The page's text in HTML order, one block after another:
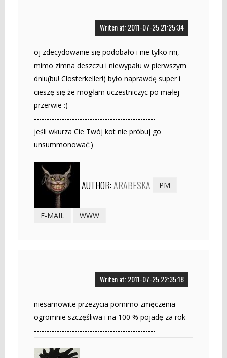
Writen at: 2011-07-25 21:25:34
oj zdecydowanie się podobało i nie tylko mi,
mimo zimna deszczu i niewypału w pierwszym
dniu(bu! Closterkeller!) było naprawdę super i
cieszę się że mogłam uczestniczyc po małej
przerwie :)
------------------------------------------------
jeśli wkurza Cie Twój kot nie próbuj go
unsummonować:)
AUTHOR:ARABESKA PM
E-MAIL WWW
Writen at: 2011-07-25 22:35:18
niesamowite przezycia pomimo zmęczenia
ogromnie szczęśliwa i na 100 % pojadę za rok
------------------------------------------------